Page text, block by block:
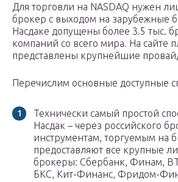
Для торговли на NASDAQ нужен
брокер с выходом на зарубежные
Насдаке допущены более 3.5 тыс.
компаний со всего мира. На сайте
представлены крупнейшие
Перечислим основные доступные
Технически самый простой
Насдак – через российского
инструментам, торгуемым на
предоставляют все крупные
брокеры: Сбербанк, Финам,
БКС, Кит-Финанс, Фридом-